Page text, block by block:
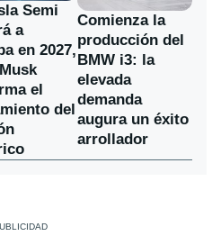
Semi
a
en 2027,
el
del
Comienza la
producción del
BMW i3: la
elevada
demanda
augura un éxito
arrollador